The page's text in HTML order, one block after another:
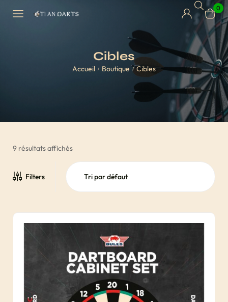
0
Cibles
Accueil / Boutique / Cibles
9 résultats affichés
Filters